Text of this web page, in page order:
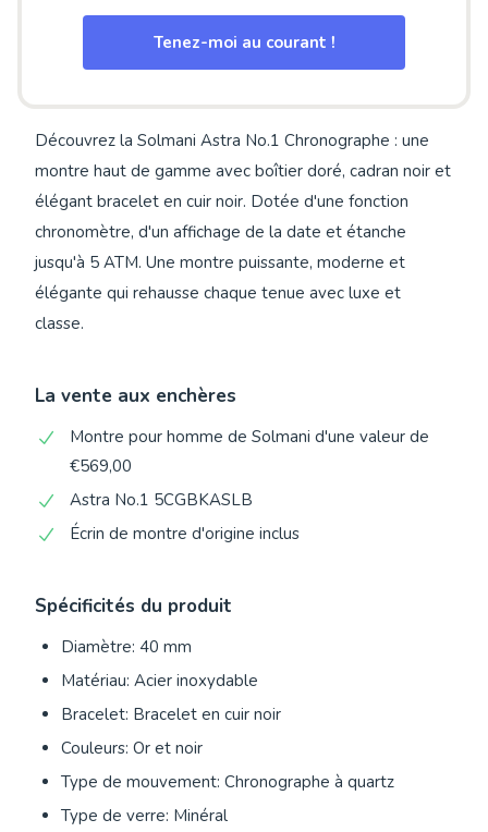
Tenez-moi au courant !
Découvrez la Solmani Astra No.1 Chronographe : une
montre haut de gamme avec boîtier doré, cadran noir et
élégant bracelet en cuir noir. Dotée d'une fonction
chronomètre, d'un affichage de la date et étanche
jusqu'à 5 ATM. Une montre puissante, moderne et
élégante qui rehausse chaque tenue avec luxe et
classe.
La vente aux enchères
Montre pour homme de Solmani d'une valeur de
€569,00
Astra No.1 5CGBKASLB
Écrin de montre d'origine inclus
Spécificités du produit
Diamètre: 40 mm
Matériau: Acier inoxydable
Bracelet: Bracelet en cuir noir
Couleurs: Or et noir
Type de mouvement: Chronographe à quartz
Type de verre: Minéral